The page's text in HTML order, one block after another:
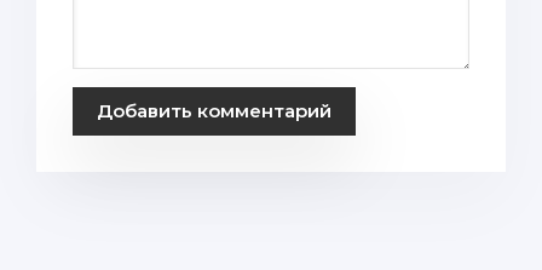
Добавить комментарий